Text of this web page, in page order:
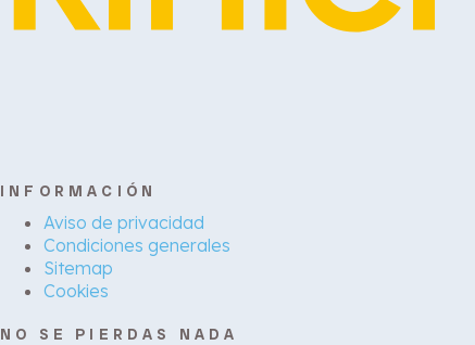
INFORMACIÓN
Aviso de privacidad
Condiciones generales
Sitemap
Cookies
NO SE PIERDAS NADA